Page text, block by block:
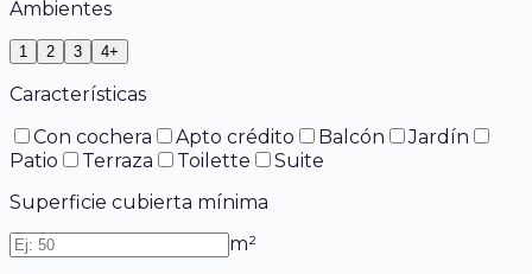
Ambientes
1 2 3 4+
Características
Con cochera
Apto crédito Balcón
Jardín
Patio
Terraza Toilette
Suite
Superficie cubierta mínima
m²